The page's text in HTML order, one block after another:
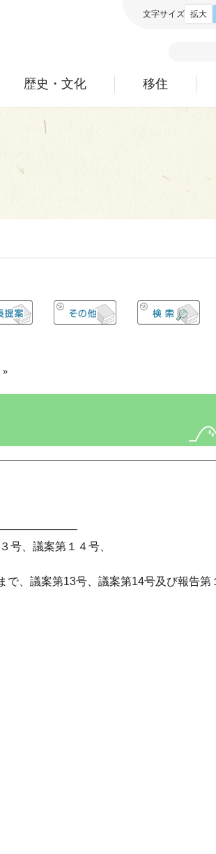
歴史・文化 移住
文字サイズ 拡大
»
議案第１４号、
、議案第13号、議案第14号及び報告第